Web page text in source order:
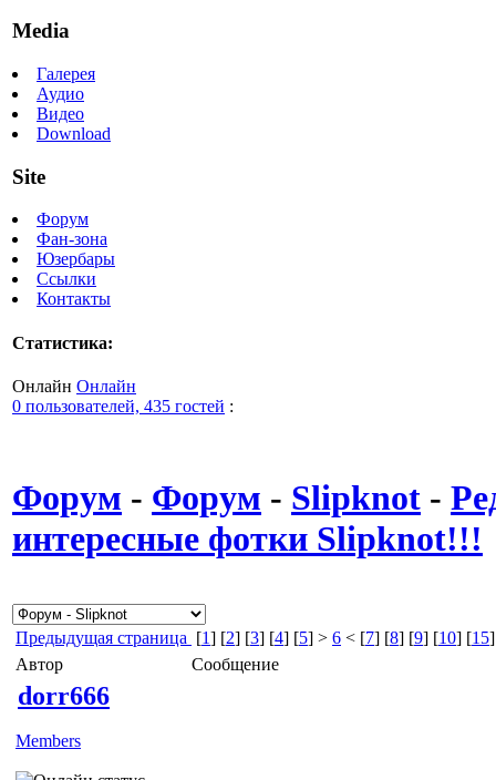
Media
Галерея
Аудио
Видео
Download
Site
Форум
Фан-зона
Юзербары
Ссылки
Контакты
Статистика:
Онлайн Онлайн
0 пользователей, 435 гостей :
Форум - Форум - Slipknot -
интересные фотки Slipknot!!!
Предыдущая страница [1] [2] [3] [4] [5] > 6 < [7] [8] [9] [10] [15]
Автор
Сообщение
dorr666
Members